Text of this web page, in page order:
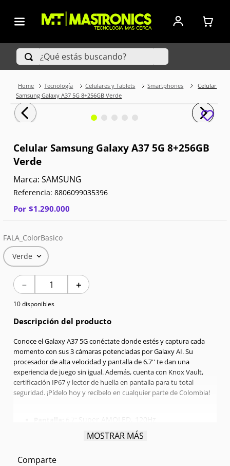
¿Qué estás buscando?
Tecnología Celulares y Tablets Smartphones
Celular
Samsung Galaxy A37 5G 8+256GB Verde
Celular Samsung Galaxy A37 5G 8+256GB
Verde
SAMSUNG
Referencia: 8806099035396
Por $1.290.000
FALA_ColorBasico
Verde
＋
－
10 disponibles
Descripción del producto
Conoce el Galaxy A37 5G conéctate donde estés y captura cada
momento con sus 3 cámaras potenciadas por Galaxy AI. Su
procesador de alta velocidad y pantalla de 6.7'' te dan una
experiencia de juego sin igual. Además, cuenta con Knox Vault,
certificación IP67 y lector de huella en pantalla para tu total
seguridad. ¡Pídelo hoy y recíbelo en cualquier parte de Colombia!
Exynos 1480 Octa-core 2.75 GHz
Cámara trasera:
MOSTRAR MÁS
Comparte
TÉRMINOS MÁS BUSCADOS
1.
Iphone
3.
Celulares Samsung
4.
Televisores
5.
Red Magic
7.
Celulares
8.
Iphone 15 Pro Max
9.
Iphone 17
10. Audífonos